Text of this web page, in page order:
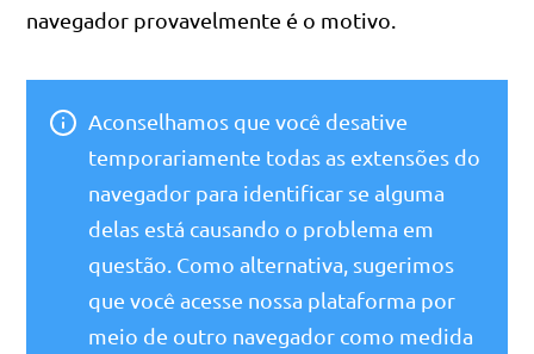
navegador provavelmente é o motivo.
Aconselhamos que você desative
temporariamente todas as extensões do
navegador para identificar se alguma
delas está causando o problema em
questão. Como alternativa, sugerimos
que você acesse nossa plataforma por
meio de outro navegador como medida